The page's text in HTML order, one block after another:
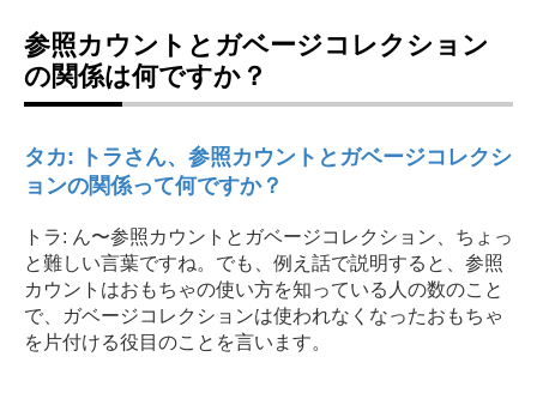
参照カウントとガベージコレクション
の関係は何ですか？
タカ: トラさん、参照カウントとガベージコレクシ
ョンの関係って何ですか？
トラ: ん〜参照カウントとガベージコレクション、ちょっ
と難しい言葉ですね。でも、例え話で説明すると、参照
カウントはおもちゃの使い方を知っている人の数のこと
で、ガベージコレクションは使われなくなったおもちゃ
を片付ける役目のことを言います。